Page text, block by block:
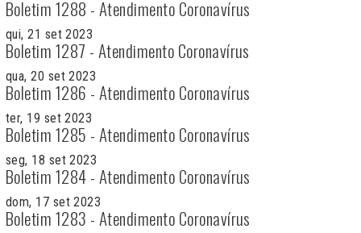
Boletim 1288 - Atendimento Coronavírus
qui, 21 set 2023
Boletim 1287 - Atendimento Coronavírus
qua, 20 set 2023
Boletim 1286 - Atendimento Coronavírus
ter, 19 set 2023
Boletim 1285 - Atendimento Coronavírus
seg, 18 set 2023
Boletim 1284 - Atendimento Coronavírus
dom, 17 set 2023
Boletim 1283 - Atendimento Coronavírus